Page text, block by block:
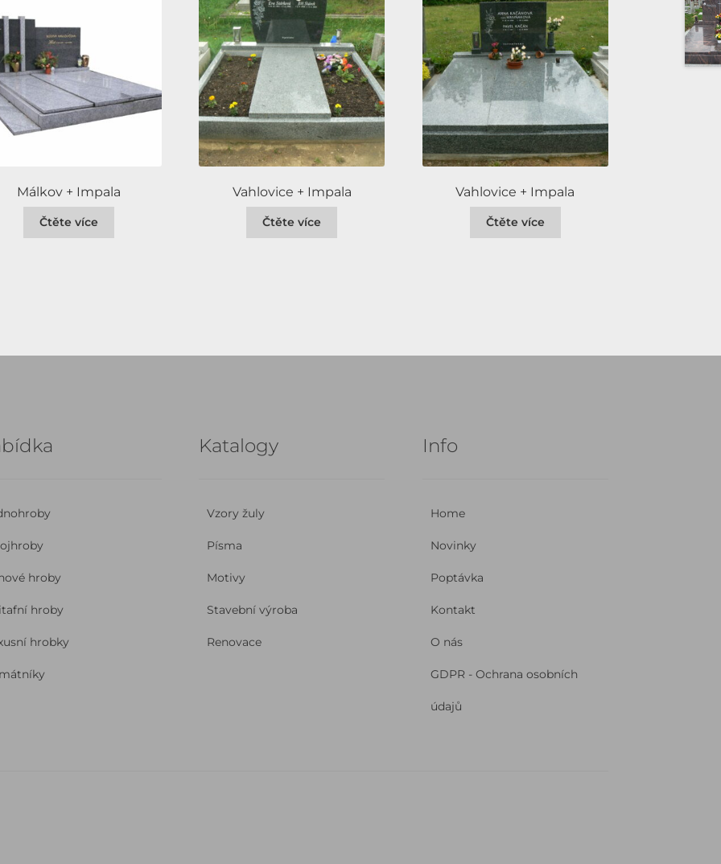
Málkov + Impala
Čtěte více
Vahlovice + Impala
Čtěte více
Vahlovice + Impala
Čtěte více
hroby
hroby
hrobky
Katalogy
Vzory žuly
Písma
Motivy
Stavební výroba
Renovace
Info
Home
Novinky
Poptávka
Kontakt
O nás
GDPR - Ochrana osobních
údajů